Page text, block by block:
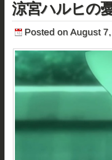
涼宮ハルヒの
Posted on August